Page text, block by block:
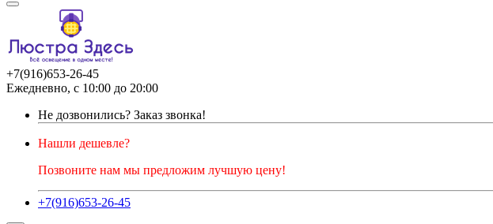
+7(916)653-26-45
Ежедневно, с 10:00 до 20:00
Не дозвонились? Заказ звонка!
Нашли дешевле?
Позвоните нам мы предложим лучшую цену!
+7(916)653-26-45